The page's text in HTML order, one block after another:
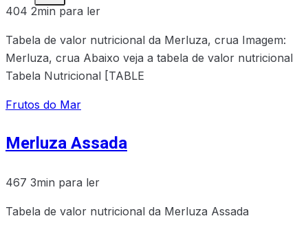
404 2min para ler
Tabela de valor nutricional da Merluza, crua Imagem:
Merluza, crua Abaixo veja a tabela de valor nutricional
Tabela Nutricional [TABLE
Frutos do Mar
Merluza Assada
467 3min para ler
Tabela de valor nutricional da Merluza Assada